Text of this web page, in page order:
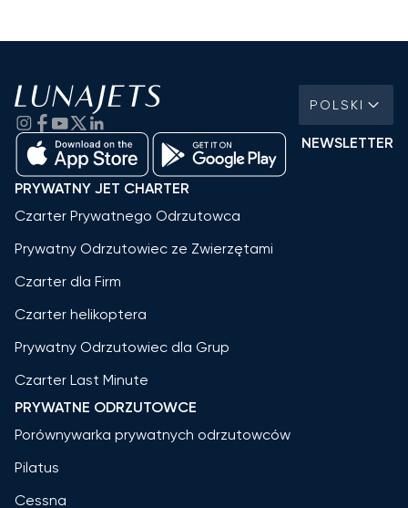
POLSKI
NEWSLETTER
PRYWATNY JET CHARTER
Czarter Prywatnego Odrzutowca
Prywatny Odrzutowiec ze Zwierzętami
Czarter dla Firm
Czarter helikoptera
Prywatny Odrzutowiec dla Grup
Czarter Last Minute
PRYWATNE ODRZUTOWCE
Porównywarka prywatnych odrzutowców
Pilatus
Cessna